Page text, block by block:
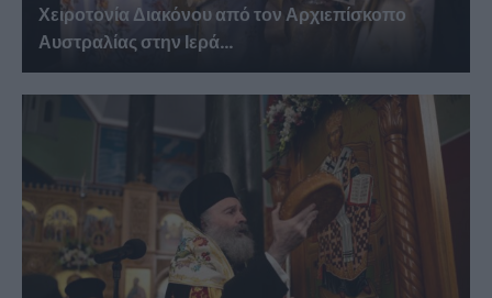
Χειροτονία Διακόνου από τον Αρχιεπίσκοπο
Αυστραλίας στην Ιερά...